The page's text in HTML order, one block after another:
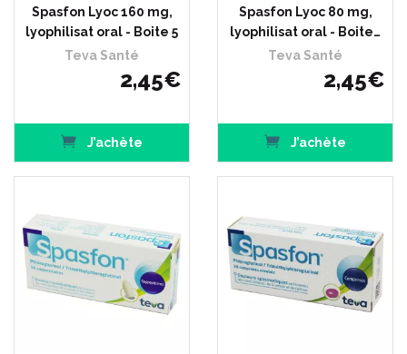
Spasfon Lyoc 160 mg,
lyophilisat oral - Boite 5
Teva Santé
2,45€
J’achète
Spasfon Lyoc 80 mg,
lyophilisat oral - Boite…
Teva Santé
2,45€
J’achète